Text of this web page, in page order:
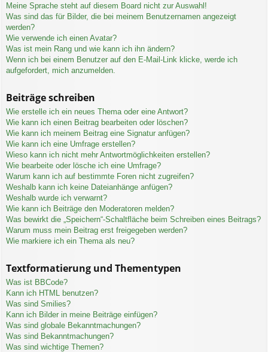
Meine Sprache steht auf diesem Board nicht zur Auswahl!
Was sind das für Bilder, die bei meinem Benutzernamen angezeigt
werden?
Wie verwende ich einen Avatar?
Was ist mein Rang und wie kann ich ihn ändern?
Wenn ich bei einem Benutzer auf den E-Mail-Link klicke, werde ich
aufgefordert, mich anzumelden.
Beiträge schreiben
Wie erstelle ich ein neues Thema oder eine Antwort?
Wie kann ich einen Beitrag bearbeiten oder löschen?
Wie kann ich meinem Beitrag eine Signatur anfügen?
Wie kann ich eine Umfrage erstellen?
Wieso kann ich nicht mehr Antwortmöglichkeiten erstellen?
Wie bearbeite oder lösche ich eine Umfrage?
Warum kann ich auf bestimmte Foren nicht zugreifen?
Weshalb kann ich keine Dateianhänge anfügen?
Weshalb wurde ich verwarnt?
Wie kann ich Beiträge den Moderatoren melden?
Was bewirkt die „Speichern“-Schaltfläche beim Schreiben eines Beitrags?
Warum muss mein Beitrag erst freigegeben werden?
Wie markiere ich ein Thema als neu?
Textformatierung und Thementypen
Was ist BBCode?
Kann ich HTML benutzen?
Was sind Smilies?
Kann ich Bilder in meine Beiträge einfügen?
Was sind globale Bekanntmachungen?
Was sind Bekanntmachungen?
Was sind wichtige Themen?